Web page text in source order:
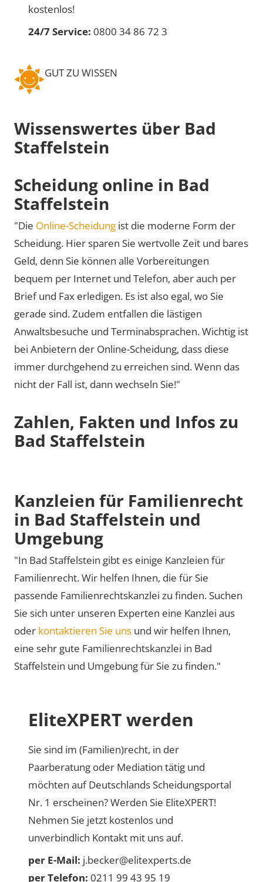
kostenlos!
24/7 Service: 0800 34 86 72 3
GUT ZU WISSEN
Wissenswertes über Bad
Staffelstein
Scheidung online in Bad
Staffelstein
"Die Online-Scheidung ist die moderne Form der
Scheidung. Hier sparen Sie wertvolle Zeit und bares
Geld, denn Sie können alle Vorbereitungen
bequem per Internet und Telefon, aber auch per
Brief und Fax erledigen. Es ist also egal, wo Sie
gerade sind. Zudem entfallen die lästigen
Anwaltsbesuche und Terminabsprachen. Wichtig ist
bei Anbietern der Online-Scheidung, dass diese
immer durchgehend zu erreichen sind. Wenn das
nicht der Fall ist, dann wechseln Sie!"
Zahlen, Fakten und Infos zu
Bad Staffelstein
Kanzleien für Familienrecht
in Bad Staffelstein und
Umgebung
"In Bad Staffelstein gibt es einige Kanzleien für
Familienrecht. Wir helfen Ihnen, die für Sie
passende Familienrechtskanzlei zu finden. Suchen
Sie sich unter unseren Experten eine Kanzlei aus
oder kontaktieren Sie uns und wir helfen Ihnen,
eine sehr gute Familienrechtskanzlei in Bad
Staffelstein und Umgebung für Sie zu finden."
EliteXPERT werden
Sie sind im (Familien)recht, in der
Paarberatung oder Mediation tätig und
möchten auf Deutschlands Scheidungsportal
Nr. 1 erscheinen? Werden Sie EliteXPERT!
Nehmen Sie jetzt kostenlos und
unverbindlich Kontakt mit uns auf.
per E-Mail: j.becker@elitexperts.de
per Telefon: 0211 99 43 95 19